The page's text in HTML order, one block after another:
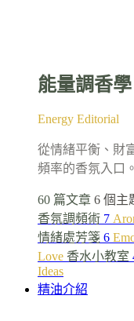
能量調香學
Energy Editorial
從情緒平衡、財
頻率的香氛入口。
60 篇文章 6 個主
香氛調頻術 7
情緒處芳箋 6
Love 香水小教室
Ideas
精油介紹